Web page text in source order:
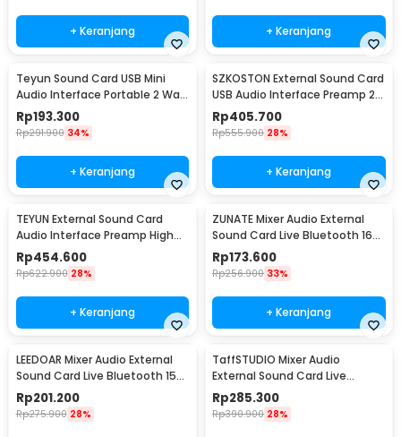
+ Keranjang + Keranjang
Teyun Sound Card USB Mini
Audio Interface Portable 2 Way
Driver - Q12
Rp193.300
Rp291.900 34%
+ Keranjang
SZKOSTON External Sound Card
USB Audio Interface Preamp 2
In 2 Out - MD22
Rp405.700
Rp555.900 28%
+ Keranjang
TEYUN External Sound Card
Audio Interface Preamp High
Speed USB 2.0 - Q-24
Rp454.600
Rp622.900 28%
+ Keranjang
ZUNATE Mixer Audio External
Sound Card Live Bluetooth 16
Effect - S6
Rp173.600
Rp256.900 33%
+ Keranjang
LEEDOAR Mixer Audio External
Sound Card Live Bluetooth 15
Effects - X50
Rp201.200
Rp275.900 28%
TaffSTUDIO Mixer Audio
External Sound Card Live
Phantom Power 48V - Q7
Rp285.300
Rp390.900 28%